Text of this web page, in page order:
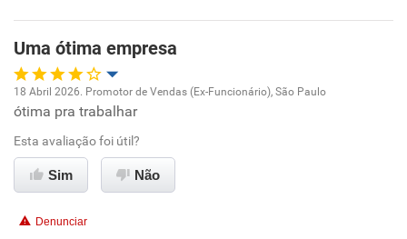
Uma ótima empresa
Oportunidade de promoção
Ambiente de trabalho
18 Abril 2026. Promotor de Vendas (Ex-Funcionário), São Paulo
ótima pra trabalhar
Esta avaliação foi útil?
Sim Não
Denunciar